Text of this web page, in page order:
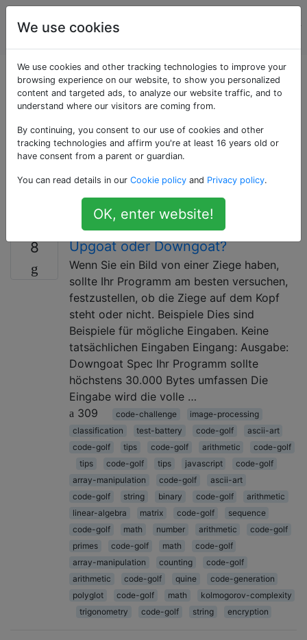
Programmierrätsel
& Code Golf
Als «javascript»
getaggte Fragen
Diese Herausforderung hängt mit der JavaScript-
Herausforderungen, bei denen die Antworten in einer
bestimmten Sprache vorliegen müssen, im Allgemeinen
nicht empfohlen werden.
8 Upgoat oder Downgoat?
Wenn Sie ein Bild von einer Ziege haben,
sollte Ihr Programm am besten versuchen,
festzustellen, ob die Ziege auf dem Kopf
steht oder nicht. Beispiele Dies sind
Beispiele für mögliche Eingaben. Keine
tatsächlichen Eingaben Eingang: Ausgabe:
Downgoat Spec Ihr Programm sollte
höchstens 30.000 Bytes umfassen Die
Eingabe wird die volle …
309
code-challenge
image-processing
classification
test-battery code-golf
ascii-art
code-golf
tips code-golf arithmetic
code-golf
tips
code-golf tips javascript
code-golf
array-manipulation
code-golf
ascii-art
code-golf
string binary code-golf
arithmetic
linear-algebra
matrix code-golf
sequence
code-golf
math number arithmetic
code-golf
primes
code-golf math
code-golf
array-manipulation
counting
code-golf
arithmetic
code-golf quine
code-generation
polyglot
code-golf math
kolmogorov-complexity
trigonometry
code-golf string encryption
We use cookies
We use cookies and other tracking technologies to improve your
browsing experience on our website, to show you personalized
content and targeted ads, to analyze our website traffic, and to
understand where our visitors are coming from.
By continuing, you consent to our use of cookies and other
tracking technologies and affirm you're at least 16 years old or
have consent from a parent or guardian.
You can read details in our Cookie policy and Privacy policy.
OK, enter website!